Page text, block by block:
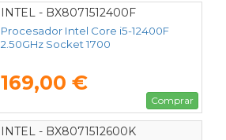
INTEL - BX8071512400F
Procesador Intel Core i5-12400F
2.50GHz Socket 1700
169,00 €
Comprar
INTEL - BX8071512600K